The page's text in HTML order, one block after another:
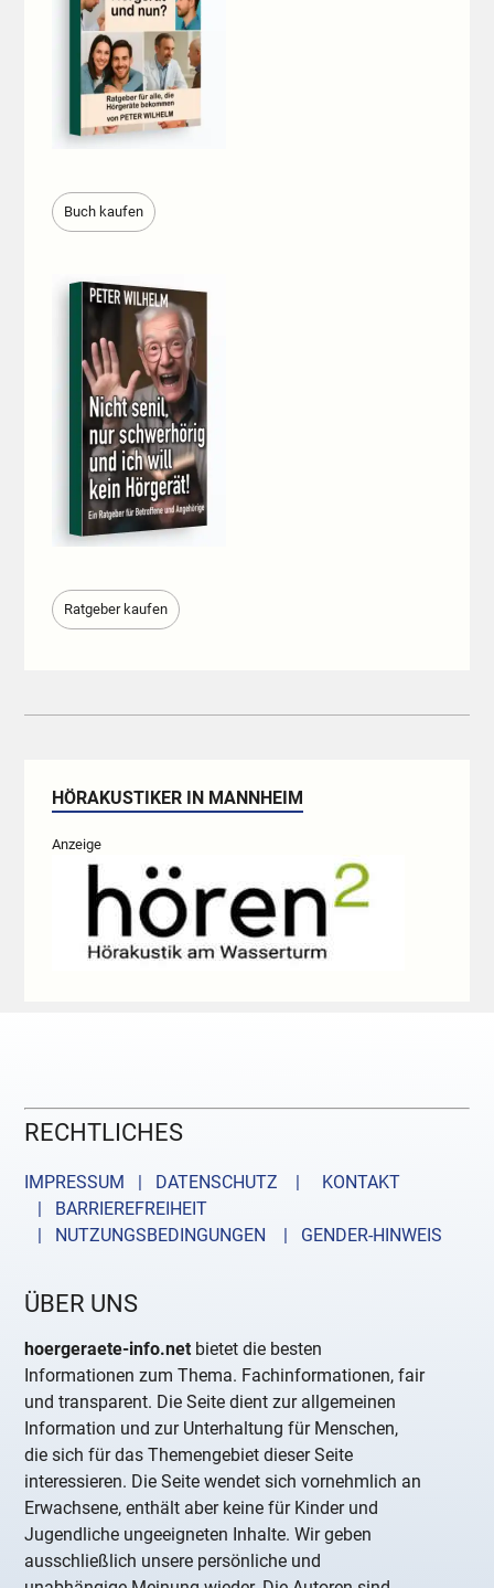
Buch kaufen
Ratgeber kaufen
HÖRAKUSTIKER IN MANNHEIM
Anzeige
RECHTLICHES
IMPRESSUM | DATENSCHUTZ |
KONTAKT
| BARRIEREFREIHEIT
| NUTZUNGSBEDINGUNGEN
| GENDER-HINWEIS
ÜBER UNS
hoergeraete-info.net bietet die besten
Informationen zum Thema. Fachinformationen, fair
und transparent. Die Seite dient zur allgemeinen
Information und zur Unterhaltung für Menschen,
die sich für das Themengebiet dieser Seite
interessieren. Die Seite wendet sich vornehmlich an
Erwachsene, enthält aber keine für Kinder und
Jugendliche ungeeigneten Inhalte. Wir geben
ausschließlich unsere persönliche und